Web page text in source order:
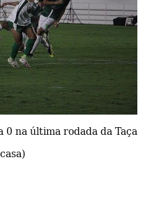
0 na última rodada da Taça